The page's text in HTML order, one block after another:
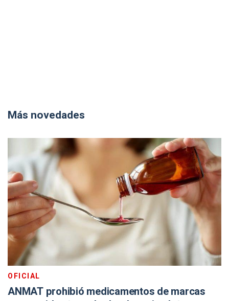
Más novedades
OFICIAL
ANMAT prohibió medicamentos de marcas